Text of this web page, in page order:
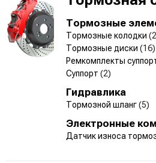
Тормозные
Тормозные колодки
Тормозные диски (16)
Ремкомплекты
Суппорт (2)
Гидравлика
Тормозной шланг(5)
Электронные
Датчик износа